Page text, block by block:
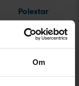
Om
Polestar
Porsche
Rolls-Royce